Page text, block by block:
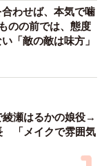
合わせば、本気で噛
のの前では、態度
「敵の敵は味方」
綾瀬はるかの娘役→
「メイクで雰囲気